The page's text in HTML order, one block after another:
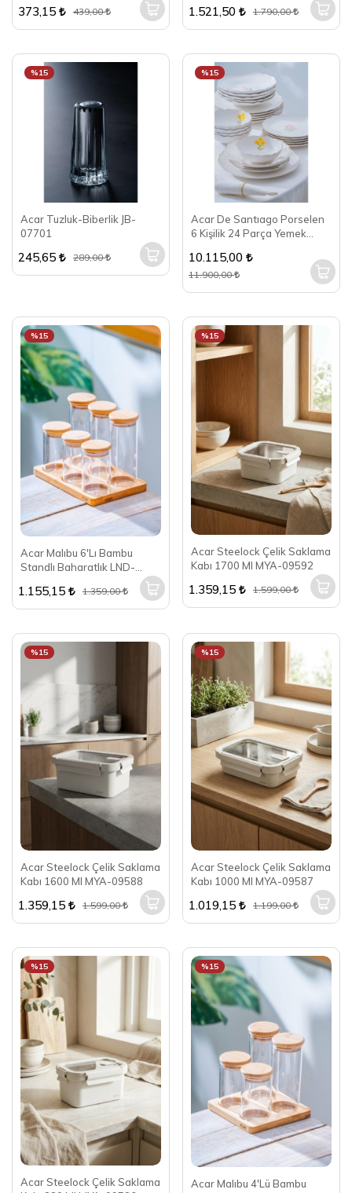
373,15 439,00 1.521,50 1.790,00
Acar Tuzluk-Biberlik JB-
07701
%15
245,65 289,00
Acar De Santıago Porselen
6 Kişilik 24 Parça Yemek
%15
10.115,00
11.900,00
Acar Malıbu 6'Lı Bambu
Standlı Baharatlık LND-
%15
1.155,15 1.359,00
Acar Steelock Çelik Saklama
Kabı 1700 Ml MYA-09592
%15
1.359,15 1.599,00
Acar Steelock Çelik Saklama
Kabı 1600 Ml MYA-09588
%15
1.359,15 1.599,00
Acar Steelock Çelik Saklama
Kabı 1000 Ml MYA-09587
%15
1.019,15 1.199,00
Acar Steelock Çelik Saklama
%15
Acar Malıbu 4'Lü Bambu
%15